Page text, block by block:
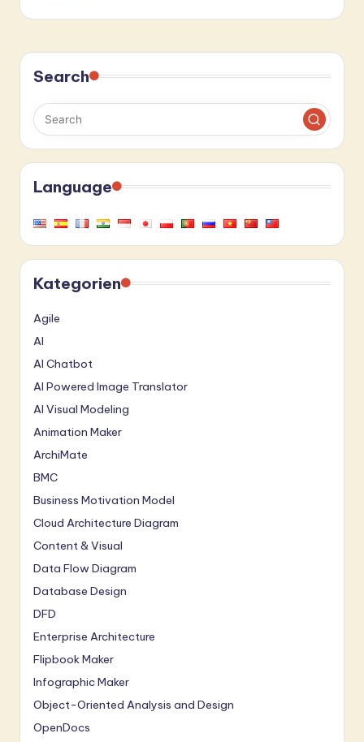
Search
Language
Kategorien
Agile
AI
AI Chatbot
AI Powered Image Translator
AI Visual Modeling
Animation Maker
ArchiMate
BMC
Business Motivation Model
Cloud Architecture Diagram
Content & Visual
Data Flow Diagram
Database Design
DFD
Enterprise Architecture
Flipbook Maker
Infographic Maker
Object-Oriented Analysis and Design
OpenDocs